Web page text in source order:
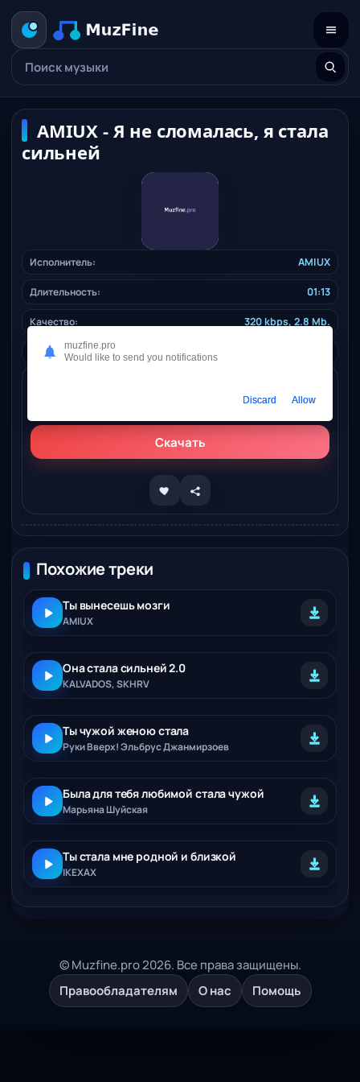
AMIUX - Я не сломалась, я стала
сильней
Исполнитель: AMIUX
Длительность: 01:13
Качество: 320 kbps, 2.8 Mb.
Дата релиза:
Скачать
Похожие треки
Ты вынесешь мозги
AMIUX
Она стала сильней 2.0
KALVADOS, SKHRV
Ты чужой женою стала
Руки Вверх! Эльбрус Джанмирзоев
Была для тебя любимой стала чужой
Марьяна Шуйская
Ты стала мне родной и близкой
IKEXAX
© Muzfine.pro 2026. Все права защищены.
Правообладателям
О нас Помощь
muzfine.pro
Would like to send you notifications
Discard Allow